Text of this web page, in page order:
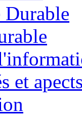
Durable
et